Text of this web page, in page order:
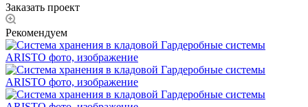
Заказать проект
Рекомендуем